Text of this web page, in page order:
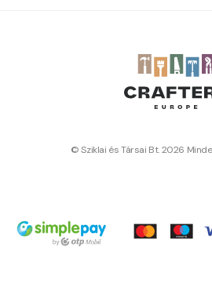
© Sziklai és Társai Bt. 2026